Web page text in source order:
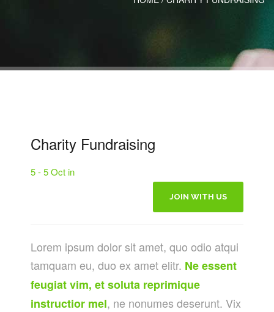
Charity Fundraising
5 - 5 Oct in
JOIN WITH US
Lorem ipsum dolor sit amet, quo odio atqui
tamquam eu, duo ex amet elitr. Ne essent
feugiat vim, et soluta reprimique
instructior mel, ne nonumes deserunt. Vix